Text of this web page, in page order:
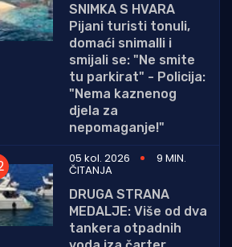
SNIMKA S HVARA
Pijani turisti tonuli,
domaći snimalli i
smijali se: "Ne smite
tu parkirat" - Policija:
"Nema kaznenog
djela za
nepomaganje!"
05 kol. 2026
9 MIN.
ČITANJA
DRUGA STRANA
MEDALJE: Više od dva
tankera otpadnih